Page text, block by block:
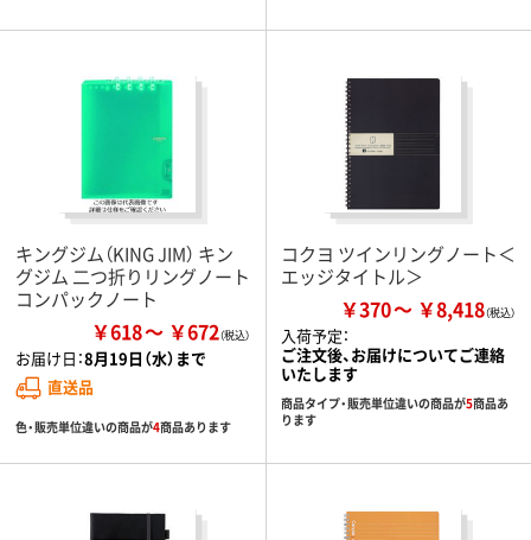
キングジム（KING JIM） キン
グジム 二つ折りリングノート
コンパックノート
￥618 ￥672
お届け日：8月19日（水）まで
直送品
色・販売単位違いの商品が4商品あります
コクヨ ツインリングノート＜
エッジタイトル＞
￥370 ￥8,418
入荷予定：
ご注文後、お届けについてご連絡
いたします
商品タイプ・販売単位違いの商品が5商品あ
ります